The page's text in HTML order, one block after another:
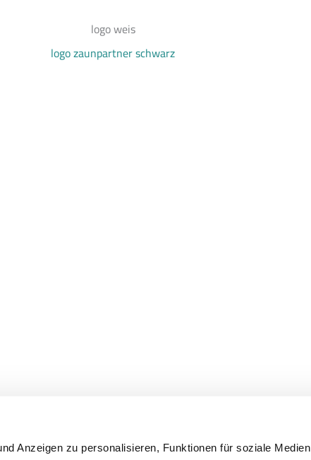
Anzeigen zu personalisieren, Funktionen für soziale Medien